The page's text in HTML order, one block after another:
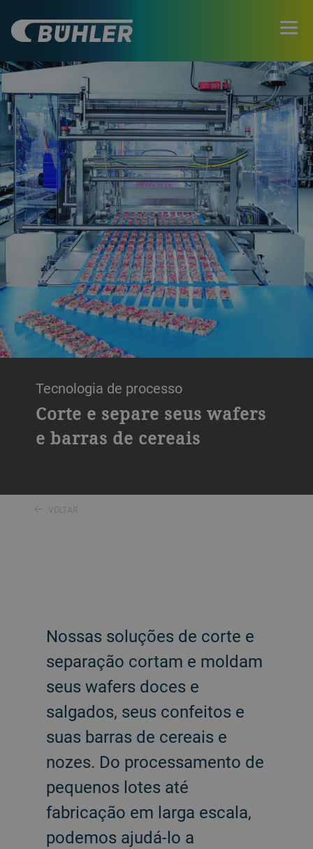
Tecnologia de processo
Corte e separe seus wafers
e barras de cereais
VOLTAR
Nossas soluções de corte e
separação cortam e moldam
seus wafers doces e
salgados, seus confeitos e
suas barras de cereais e
nozes. Do processamento de
pequenos lotes até
fabricação em larga escala,
podemos ajudá-lo a